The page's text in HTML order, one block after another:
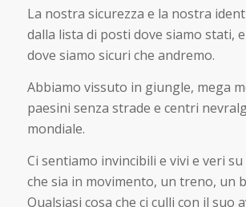
La nostra sicurezza e la nostra
dalla lista di posti dove siamo stati,
dove siamo sicuri che andremo.
Abbiamo vissuto in giungle, mega
paesini senza strade e centri
mondiale.
Ci sentiamo invincibili e vivi e veri su
che sia in movimento, un treno, un
Qualsiasi cosa che ci culli con il suo